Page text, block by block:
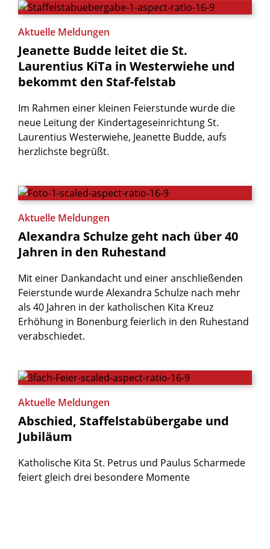
Aktuelle Meldungen
Jeanette Budde leitet die St.
Laurentius KiTa in Westerwiehe und
bekommt den Staf-felstab
Im Rahmen einer kleinen Feierstunde wurde die
neue Leitung der Kindertageseinrichtung St.
Laurentius Westerwiehe, Jeanette Budde, aufs
herzlichste begrüßt.
Aktuelle Meldungen
Alexandra Schulze geht nach über40
Jahren in den Ruhestand
Mit einer Dankandacht und einer anschließenden
Feierstunde wurde Alexandra Schulze nach mehr
als 40 Jahren in der katholischen Kita Kreuz
Erhöhung in Bonenburg feierlich in den Ruhestand
verabschiedet.
Aktuelle Meldungen
Abschied, Staffelstabübergabe und
Jubiläum
Katholische Kita St. Petrus und Paulus Scharmede
feiert gleich drei besondere Momente